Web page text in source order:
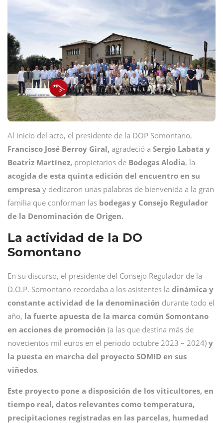
Al inicio del acto, el presidente de la DOP Somontano,
Francisco José Berroy Giral, agradeció a Sergio Labata y
Beatriz Martínez, propietarios de Bodegas Alodia, la
acogida de esta quinta edición del encuentro en su
empresa y dedicaron unas palabras de bienvenida a la gran
familia que conforman las bodegas y Consejo Regulador
de la Denominación de Origen.
La actividad de la DO
Somontano
En su discurso, el presidente del Consejo Regulador de la
D.O.P. Somontano recordaba a los asistentes la dinámica y
constante actividad de la denominación durante todo el
año, la fuerte apuesta de la marca común Somontano
en acciones de promoción (a las que destina más de
novecientos mil euros en el periodo octubre 2023 – 2024) y
la puesta en marcha del proyecto SOMID en sus
viñedos.
Este proyecto pone a disposición de los viticultores, en
tiempo real, datos relevantes como temperatura,
precipitaciones registradas en las parcelas, humedad